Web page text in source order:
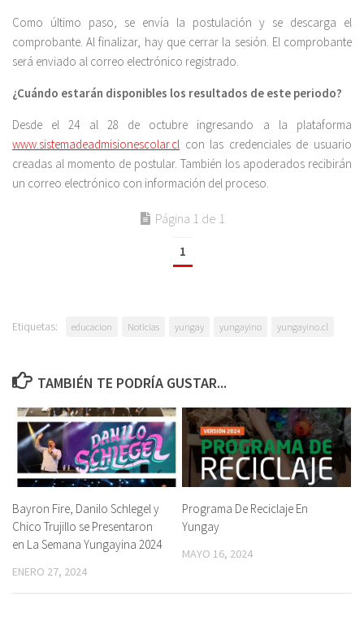
Como último paso, se envía la postulación y se descarga el
comprobante. Al finalizar, hay que cerrar la sesión. El comprobante
será enviado al correo electrónico registrado.
¿Cuándo estarán disponibles los resultados de este periodo?
Desde el 24 al 28 de octubre ingresando a la plataforma
www.sistemadeadmisionescolar.cl con las credenciales de usuario
creadas al momento de postular. También los apoderados recibirán
un correo electrónico con información del proceso.
Página 1 de 1
1
Etiquetas: educacion Noticias yungay yungayino yungayino.cl
TAMBIÉN TE PODRÍA GUSTAR...
Bayron Fire, Danilo Schlegel y
Chico Trujillo se Presentaron
en La Semana Yungayina 2024
ENERO 27, 2024
Programa De Reciclaje En
Yungay
MAYO 16, 2024